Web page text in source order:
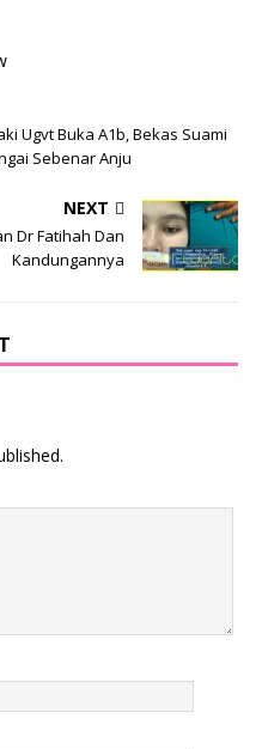
Ugvt Buka A1b, Bekas Suami
Sebenar Anju
NEXT
Dr Fatihah Dan
Kandungannya